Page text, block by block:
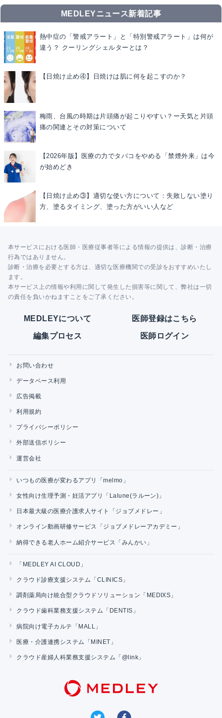
MEDLEYニュース新着記事
熱中症の「警戒アラート」と「特別警戒アラート」は何が
違う？ クーリングシェルターとは？
【日焼け止め④】日焼けは肌に何を起こすのか？
梅雨、台風の時期は片頭痛が起こりやすい？ー天気と片頭
痛の関連とその対策について
【2026年版】医療の力でタバコをやめる「禁煙外来」は今
が始めどき
【日焼け止め③】適切な使い方について：失敗しない塗り
方、塗るタイミング、塗った方がいい人など
本サービスにおける医師・医療従事者等による情報の提供は、診断・治療
行為ではありません。
診断・治療を必要とする方は、適切な医療機関での受診をおすすめいたし
ます。
本サービス上の情報や利用に関して発生した損害等に関して、弊社は一切
の責任を負いかねますことをご了承ください。
MEDLEYについて 医師登録はこちら
編集プロセス 医師ログイン
お問い合わせ
データベース利用
広告掲載
利用規約
プライバシーポリシー
外部送信ポリシー
運営会社
いつもの医療が変わるアプリ「melmo」
女性向け生理予測・妊活アプリ「Lalune(ラルーン)」
日本最大級の医療介護求人サイト「ジョブメドレー」
オンライン動画研修サービス「ジョブメドレーアカデミー」
納得できる老人ホーム紹介サービス「みんかい」
「MEDLEY AI CLOUD」
クラウド診療支援システム「CLINICS」
調剤薬局向け統合型クラウドソリューション「MEDIXS」
クラウド歯科業務支援システム「DENTIS」
病院向け電子カルテ「MALL」
医療・介護連携システム「MINET」
クラウド産婦人科業務支援システム「@link」